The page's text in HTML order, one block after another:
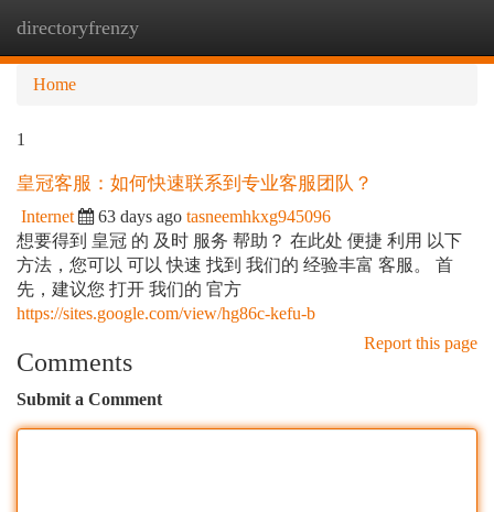
directoryfrenzy
Home
1
皇冠客服：如何快速联系到专业客服团队？
Internet 63 days ago tasneemhkxg945096
想要得到 皇冠 的 及时 服务 帮助？ 在此处 便捷 利用 以下
方法，您可以 可以 快速 找到 我们的 经验丰富 客服。 首
先，建议您 打开 我们的 官方
https://sites.google.com/view/hg86c-kefu-b
Report this page
Comments
Submit a Comment